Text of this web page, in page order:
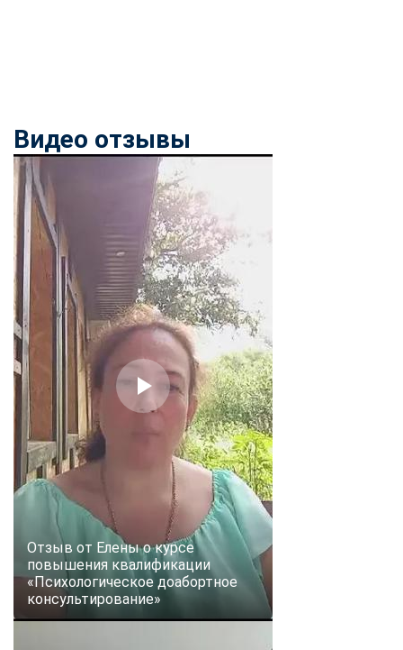
Видео отзывы
Отзыв от Елены о курсе
повышения квалификации
«Психологическое доабортное
консультирование»